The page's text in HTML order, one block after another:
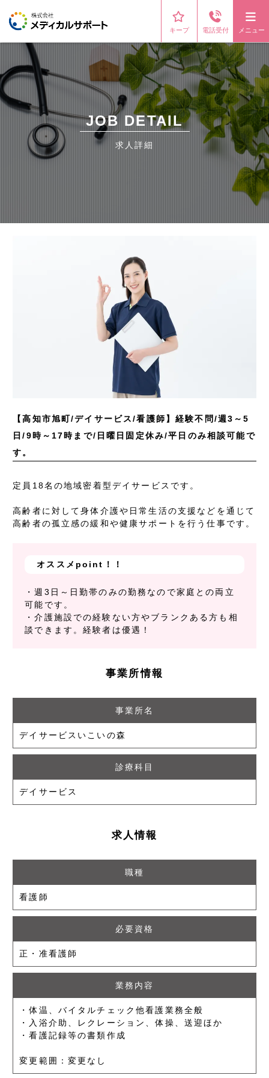
キープ 電話受付 メニュー
JOB DETAIL
求人詳細
【高知市旭町/デイサービス/看護師】経験不問/週3～5
日/9時～17時まで/日曜日固定休み/平日のみ相談可能で
す。
定員18名の地域密着型デイサービスです。
高齢者に対して身体介護や日常生活の支援などを通じて
高齢者の孤立感の緩和や健康サポートを行う仕事です。
オススメpoint！！
・週3日～日勤帯のみの勤務なので家庭との両立
可能です。
・介護施設での経験ない方やブランクある方も相
談できます。経験者は優遇！
事業所情報
事業所名
デイサービスいこいの森
診療科目
デイサービス
求人情報
職種
看護師
必要資格
正・准看護師
業務内容
・体温、バイタルチェック他看護業務全般
・入浴介助、レクレーション、体操、送迎ほか
・看護記録等の書類作成
変更範囲：変更なし